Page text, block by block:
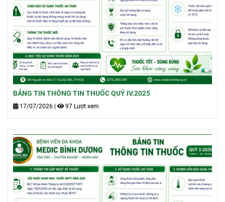
BẢNG TIN THÔNG TIN THUỐC QUÝ IV.2025
17/07/2026 97 Lượt xem